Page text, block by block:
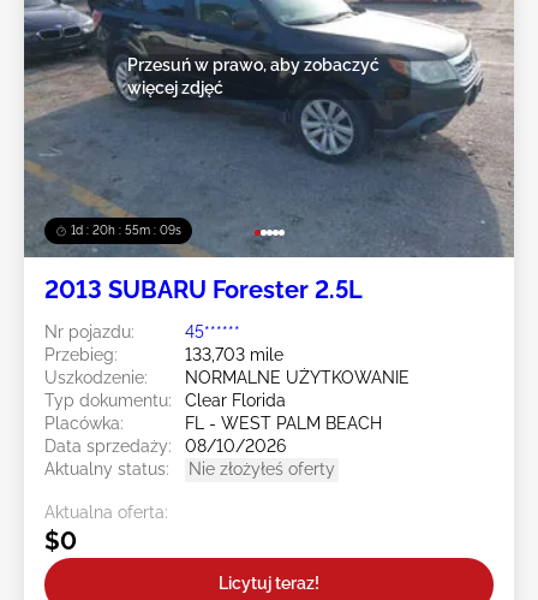
1d : 20h : 55m : 07s
Przesuń w prawo, aby zobaczyć
więcej zdjęć
2013 SUBARU Forester 2.5L
Nr pojazdu:
45******
Przebieg:
133,703 mile
Uszkodzenie:
NORMALNE UŻYTKOWANIE
Typ dokumentu:
Clear Florida
Placówka:
FL - WEST PALM BEACH
Data sprzedaży:
08/10/2026
Aktualny status:
Nie złożyłeś oferty
Aktualna oferta:
$0
Licytuj teraz!